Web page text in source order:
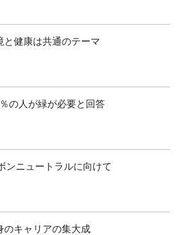
と健康は共通のテーマ
の人が緑が必要と回答
ンニュートラルに向けて
のキャリアの集大成